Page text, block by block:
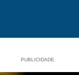
PUBLICIDADE